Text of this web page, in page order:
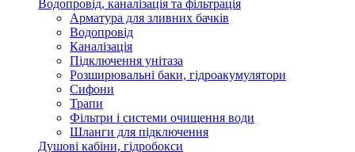
Водопровід, каналізація та фільтрація
Арматура для зливних бачків
Водопровід
Каналізація
Підключення унітаза
Розширювальні баки, гідроакумулятори
Сифони
Трапи
Фільтри і системи очищення води
Шланги для підключення
Душові кабіни, гідробокси